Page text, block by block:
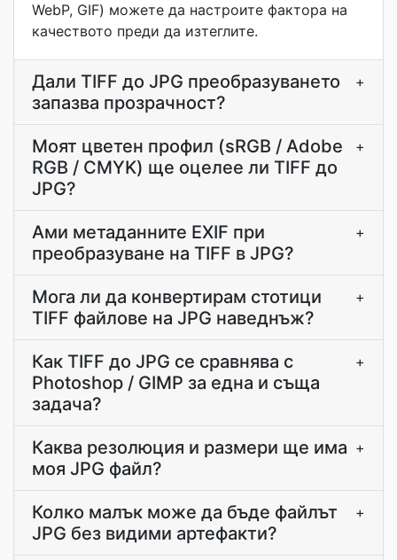
WebP, GIF) можете да настроите фактора на
качеството преди да изтеглите.
Дали TIFF до JPG преобразуването
запазва прозрачност?
+
Моят цветен профил (sRGB / Adobe
RGB / CMYK) ще оцелее ли TIFF до
JPG?
+
Ами метаданните EXIF при
преобразуване на TIFF в JPG?
+
Мога ли да конвертирам стотици
TIFF файлове на JPG наведнъж?
+
Как TIFF до JPG се сравнява с
Photoshop / GIMP за една и съща
задача?
+
Каква резолюция и размери ще има
моя JPG файл?
+
Колко малък може да бъде файлът
JPG без видими артефакти?
+